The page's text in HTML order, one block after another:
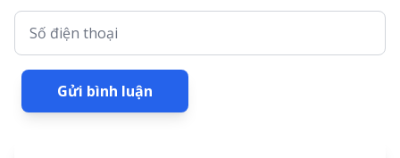
Số điện thoại
Gửi bình luận